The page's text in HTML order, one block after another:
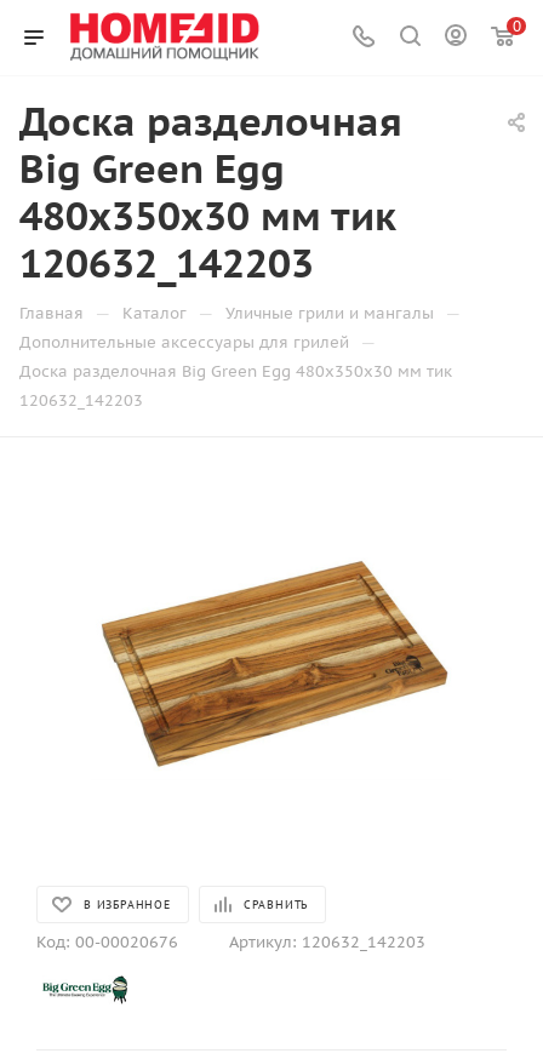
0
Доска разделочная
Big Green Egg
480х350х30 мм тик
120632_142203
Главная — Каталог — Уличные грили и мангалы —
Дополнительные аксессуары для грилей —
Доска разделочная Big Green Egg 480х350х30 мм тик
120632_142203
В ИЗБРАННОЕ СРАВНИТЬ
Код: 00-00020676 Артикул: 120632_142203